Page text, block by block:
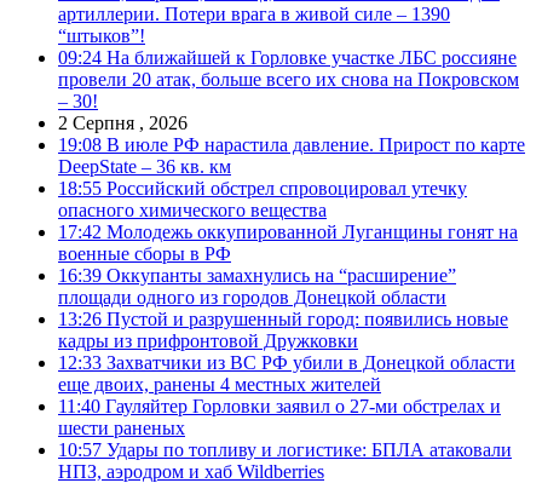
артиллерии. Потери врага в живой силе – 1390
“штыков”!
09:24 На ближайшей к Горловке участке ЛБС россияне
провели 20 атак, больше всего их снова на Покровском
– 30!
2 Серпня , 2026
19:08 В июле РФ нарастила давление. Прирост по карте
DeepState – 36 кв. км
18:55 Российский обстрел спровоцировал утечку
опасного химического вещества
17:42 Молодежь оккупированной Луганщины гонят на
военные сборы в РФ
16:39 Оккупанты замахнулись на “расширение”
площади одного из городов Донецкой области
13:26 Пустой и разрушенный город: появились новые
кадры из прифронтовой Дружковки
12:33 Захватчики из ВС РФ убили в Донецкой области
еще двоих, ранены 4 местных жителей
11:40 Гауляйтер Горловки заявил о 27-ми обстрелах и
шести раненых
10:57 Удары по топливу и логистике: БПЛА атаковали
НПЗ, аэродром и хаб Wildberries